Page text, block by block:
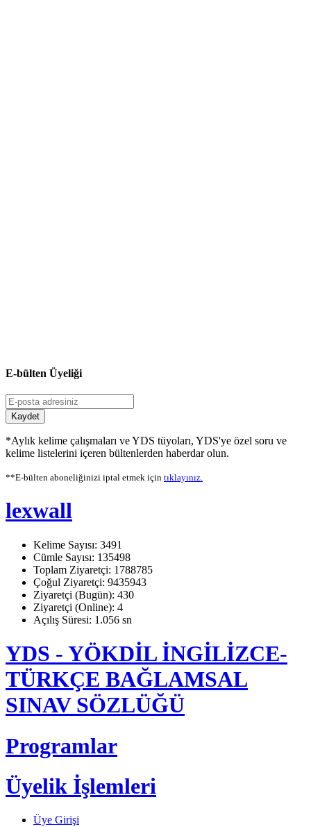
E-bülten Üyeliği
Kaydet
*Aylık kelime çalışmaları ve YDS tüyoları, YDS'ye özel soru ve
kelime listelerini içeren bültenlerden haberdar olun.
**E-bülten aboneliğinizi iptal etmek için tıklayınız.
lexwall
Kelime Sayısı: 3491
Cümle Sayısı: 135498
Toplam Ziyaretçi: 1788785
Çoğul Ziyaretçi: 9435943
Ziyaretçi (Bugün): 430
Ziyaretçi (Online): 4
Açılış Süresi: 1.056 sn
YDS - YÖKDİL İNGİLİZCE-
TÜRKÇE BAĞLAMSAL
SINAV SÖZLÜĞÜ
Programlar
Üyelik İşlemleri
Üye Girişi